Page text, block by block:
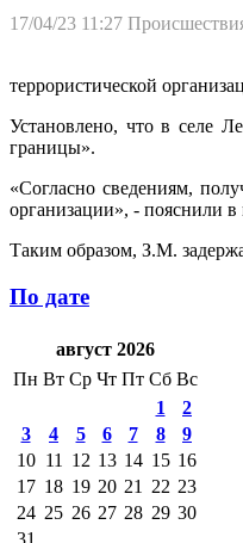
17/04/23 11:27
террористической
Установлено, что в селе
границы».
«Согласно сведениям,
организации», - пояснили
Таким образом, З.М.
По дате
август 2026
Пн Вт Ср Чт Пт Сб Вс
1
2
3
4 5 6 7 8
9
10 11 12 13 14 15 16
17 18 19 20 21 22 23
24 25 26 27 28 29 30